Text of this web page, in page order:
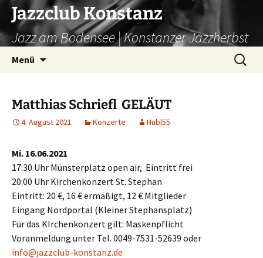
Zum
Inhalt
springen
Jazzclub Konstanz
Jazz am Bodensee | Konstanzer Jazzherbst
Menü
Suchen
nach:
Matthias Schriefl GELÄUT
4. August 2021 Konzerte Hubl55
Mi. 16.06.2021
17:30 Uhr Münsterplatz open air, Eintritt frei
20:00 Uhr Kirchenkonzert St. Stephan
Eintritt: 20 €, 16 € ermäßigt, 12 € Mitglieder
Eingang Nordportal (Kleiner Stephansplatz)
Für das KIrchenkonzert gilt: Maskenpflicht
Voranmeldung unter Tel. 0049-7531-52639 oder
info@jazzclub-konstanz.de